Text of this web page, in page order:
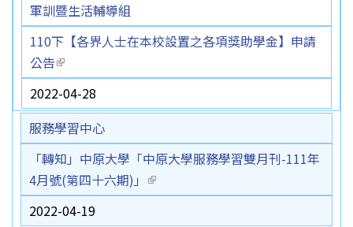
軍訓暨生活輔導組
110下【各界人士在本校設置之各項獎助學金】申請
公告(link is external)
2022-04-28
服務學習中心
「轉知」中原大學「中原大學服務學習雙月刊-111年
4月號(第四十六期)」 (link is external)
2022-04-19